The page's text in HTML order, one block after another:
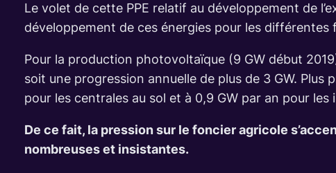
Le volet de cette PPE relatif au développement de
développement de ces énergies pour les différentes
Pour la production photovoltaïque (9 GW début
soit une progression annuelle de plus de 3 GW. Plus
pour les centrales au sol et à 0,9 GW par an pour
De ce fait, la pression sur le foncier agricole
nombreuses et insistantes.